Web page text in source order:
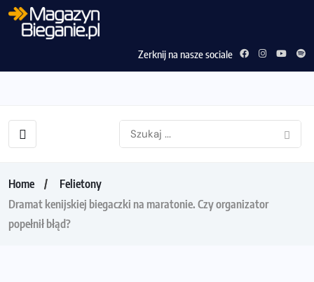
Zerknij na nasze sociale
Home
Felietony
Dramat kenijskiej biegaczki na maratonie. Czy organizator
popełnił błąd?